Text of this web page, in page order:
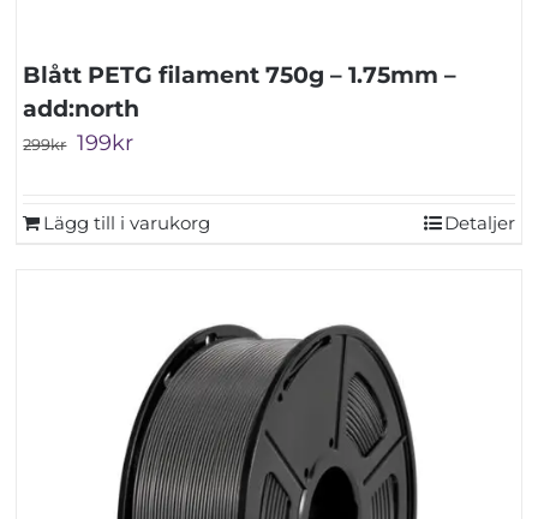
Blått PETG filament 750g – 1.75mm –
add:north
299kr Det
var:
199krDet
är:
Lägg till i varukorg Detaljer